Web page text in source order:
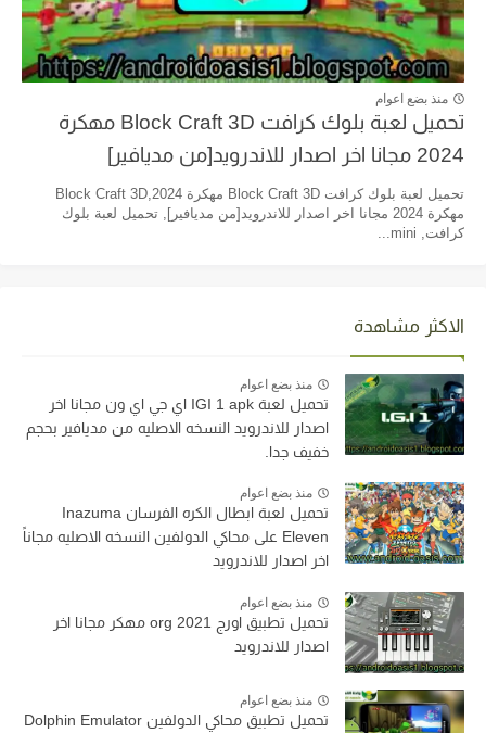
منذ بضع اعوام
تحميل لعبة بلوك كرافت Block Craft 3D مهكرة
2024 مجانا اخر اصدار للاندرويد[من مديافير]
تحميل لعبة بلوك كرافت Block Craft 3D مهكرة 2024,Block Craft 3D
مهكرة 2024 مجانا اخر اصدار للاندرويد[من مديافير], تحميل لعبة بلوك
كرافت, mini...
الاكثر مشاهدة
منذ بضع اعوام
تحميل لعبة IGI 1 apk اي جي اي ون مجانا اخر
اصدار للاندرويد النسخه الاصليه من مديافير بحجم
خفيف جدا.
منذ بضع اعوام
تحميل لعبة ابطال الكره الفرسان Inazuma
Eleven على محاكي الدولفين النسخه الاصليه مجاناً
اخر اصدار للاندرويد
منذ بضع اعوام
تحميل تطبيق اورج org 2021 مهكر مجانا اخر
اصدار للاندرويد
منذ بضع اعوام
تحميل تطبيق محاكي الدولفين Dolphin Emulator